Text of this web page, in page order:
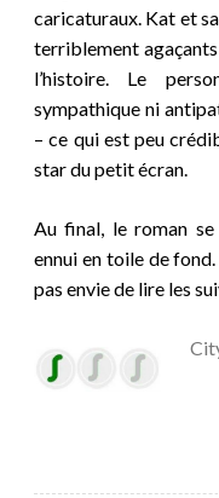
caricaturaux. Kat et
terriblement
l’histoire. Le
sympathique ni
– ce qui est peu
star du petit écran.
Au final, le roman
ennui en toile de fond.
pas envie de lire les